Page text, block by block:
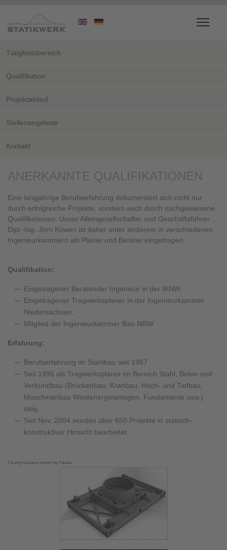
Tätigkeitsbereich
Qualifikation
Projektablauf
Stellenangebote
Kontakt
ANERKANNTE QUALIFIKATIONEN
Eine langjährige Berufserfahrung dokumentiert sich nicht nur
durch erfolgreiche Projekte, sondern auch durch nachgewiesene
Qualifikationen. Unser Alleingesellschafter und Geschäftsführer
Dipl.-Ing. Jörn Küwen ist daher unter anderem in verschiedenen
Ingenieurkammern als Planer und Berater eingetragen.
Qualifikation:
Eingetragener Beratender Ingenieur in der IKNW;
Eingetragener Tragwerksplaner in der Ingenieurkammer
Niedersachsen;
Mitglied der Ingenieurkammer Bau NRW
Erfahrung:
Berufserfahrung im Stahlbau seit 1987
Seit 1995 als Tragwerksplaner im Bereich Stahl, Beton und
Verbundbau (Brückenbau, Kranbau, Hoch- und Tiefbau,
Maschinenbau Windenergieanlagen, Fundamente usw.)
tätig.
Seit Nov. 2004 wurden über 650 Projekte in statisch-
konstruktiver Hinsicht bearbeitet.
FaLang translation system by Faboba